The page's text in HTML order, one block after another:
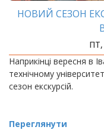
НОВИЙ СЕЗОН
ПТ,
Наприкінці вересня в
технічному
сезон екскурсій.
Переглянути